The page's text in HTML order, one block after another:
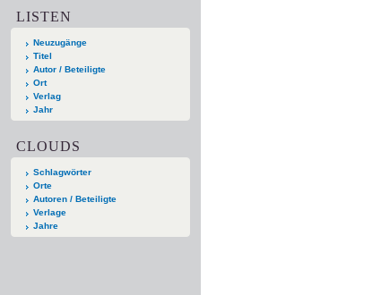
LISTEN
Neuzugänge
Titel
Autor / Beteiligte
Ort
Verlag
Jahr
CLOUDS
Schlagwörter
Orte
Autoren / Beteiligte
Verlage
Jahre